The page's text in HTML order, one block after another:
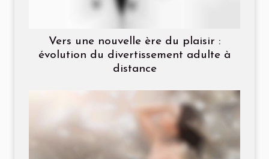
Vers une nouvelle ère du plaisir :
évolution du divertissement adulte à
distance